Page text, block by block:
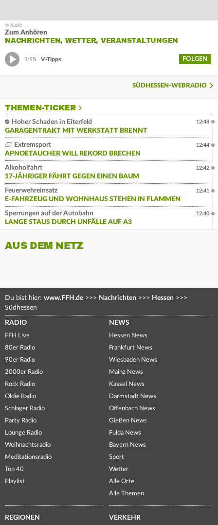
Zum Anhören
NACHRICHTEN, WETTER, VERANSTALTUNGEN
1:15 V-Tipps FOLGEN
SÜDHESSEN-WEBRADIO
THEMEN-TICKER
Hoher Schaden in Eiterfeld
GARAGENTRAKT MIT WERKSTATT BRENNT
12:48
Extremsport
APNOETAUCHER WILL REKORD BRECHEN
12:44
Alkoholfahrt
17-JÄHRIGER FÄHRT GEGEN EINEN BAUM
12:42
Feuerwehreinsatz
E-FAHRZEUG UND WOHNHAUS STEHEN IN FLAMMEN
12:41
Sperrungen auf der Autobahn
LANGE STAUS DURCH UNFÄLLE AUF A3
12:40
AUS DEM NETZ
Du bist hier: www.FFH.de >>> Nachrichten >>> Hessen >>>
Südhessen
RADIO
FFH Live
80er Radio
90er Radio
2000er Radio
Rock Radio
Oldie Radio
Schlager Radio
Party Radio
Lounge Radio
Weihnachtsradio
Meditationsradio
Top 40
Playlist
NEWS
Hessen News
Frankfurt News
Wiesbaden News
Mainz News
Kassel News
Darmstadt News
Offenbach News
Gießen News
Fulda News
Bayern News
Sport
Wetter
Alle Orte
Alle Themen
REGIONEN VERKEHR